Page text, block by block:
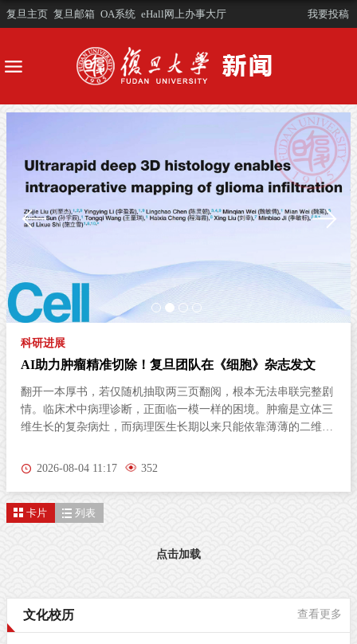
复旦主页 复旦邮箱 OA系统 eHall网上办事大厅 我要投稿
科研进展
AI助力肿瘤精准切除！复旦团队在《细胞》杂志发文
翻开一本厚书，若仅随机抽取两三页翻阅，根本无法串联完整剧
情。临床术中病理诊断，正面临一模一样的困境。肿瘤是立体三
维生长的复杂病灶，而病理医生长期以来只能依靠薄薄的二维切
隙立体蔓延、分布隐匿，单一平面切片极易遗漏关键病变区域，
队联合物理学系季敏标团队，在国际学术期刊《细胞》（Cell）
mapping of glioma infiltration”，推出全新超快速三维病理技术平
受激拉曼散射（SRS）成像原理，创新性融合快速组织透明化技
术与无监督学习图像生成算法，解决了三维病理成像周期漫长的
2026-08-04 11:17 352
卡片 列表
点击加载
文化校历 查看更多